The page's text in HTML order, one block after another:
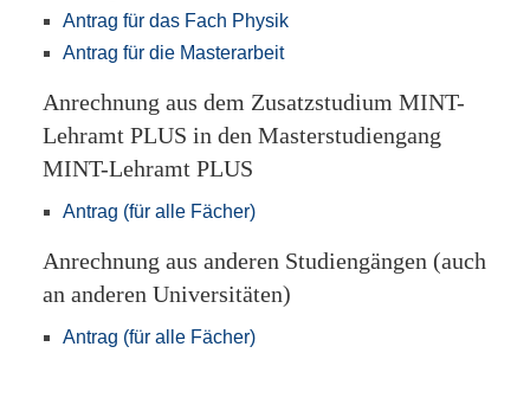
Antrag für das Fach Physik
Antrag für die Masterarbeit
Anrechnung aus dem Zusatzstudium MINT-
Lehramt PLUS in den Masterstudiengang
MINT-Lehramt PLUS
Antrag (für alle Fächer)
Anrechnung aus anderen Studiengängen (auch
an anderen Universitäten)
Antrag (für alle Fächer)